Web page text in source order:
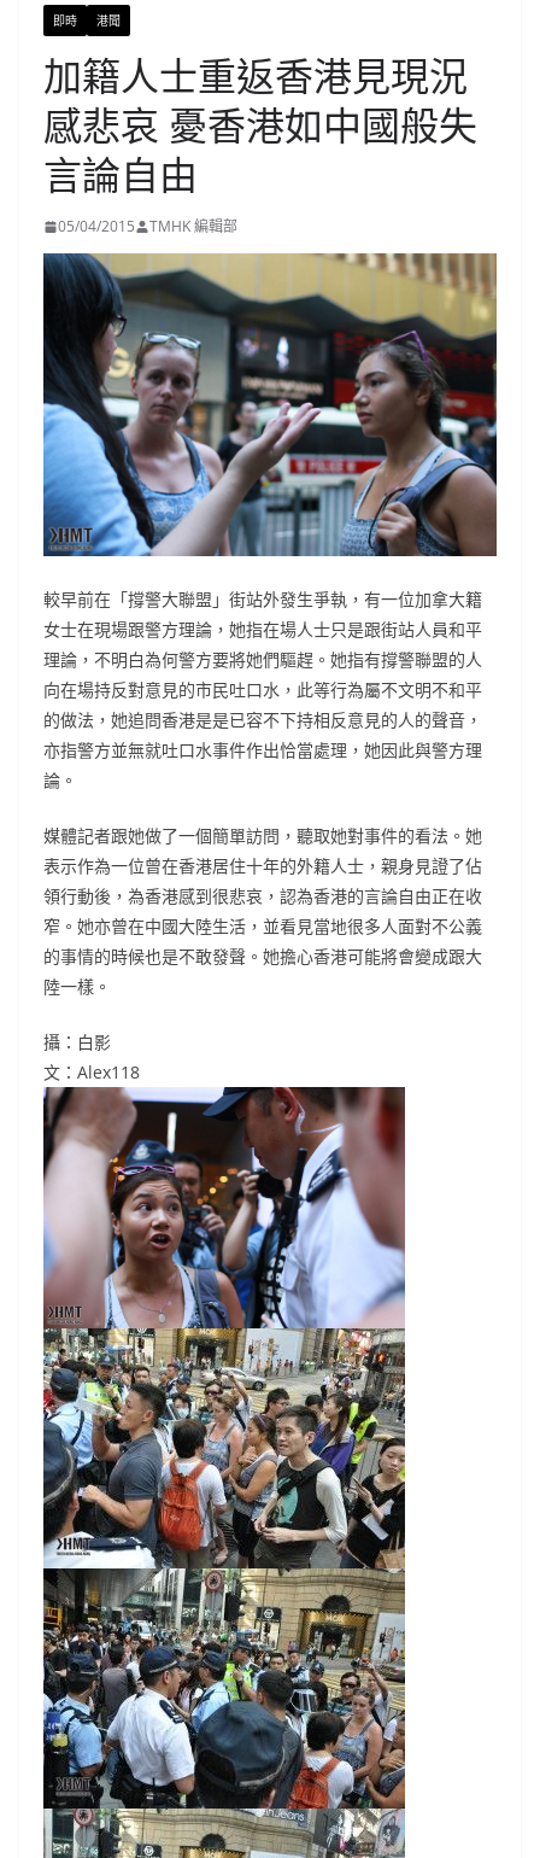
即時 港聞
加籍人士重返香港見現況
感悲哀 憂香港如中國般失
言論自由
05/04/2015 TMHK 編輯部
較早前在「撐警大聯盟」街站外發生爭執，有一位加拿大籍
女士在現場跟警方理論，她指在場人士只是跟街站人員和平
理論，不明白為何警方要將她們驅趕。她指有撐警聯盟的人
向在場持反對意見的市民吐口水，此等行為屬不文明不和平
的做法，她追問香港是是已容不下持相反意見的人的聲音，
亦指警方並無就吐口水事件作出恰當處理，她因此與警方理
論。
媒體記者跟她做了一個簡單訪問，聽取她對事件的看法。她
表示作為一位曾在香港居住十年的外籍人士，親身見證了佔
領行動後，為香港感到很悲哀，認為香港的言論自由正在收
窄。她亦曾在中國大陸生活，並看見當地很多人面對不公義
的事情的時候也是不敢發聲。她擔心香港可能將會變成跟大
陸一樣。
攝：白影
文：Alex118